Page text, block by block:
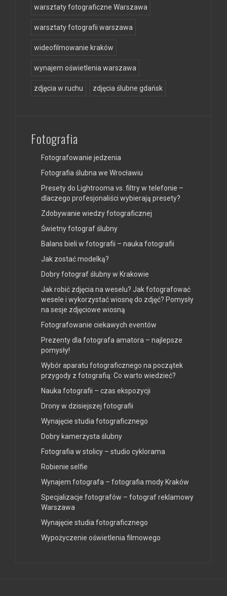
warsztaty fotograficzne Warszawa
warsztaty fotografii warszawa
wideofilmowanie kraków
wynajem oświetlenia warszawa
zdjęcia w ruchu zdjęcia ślubne gdańsk
Fotografia
Fotografowanie jedzenia
Fotografia ślubna we Wrocławiu
Presety do Lightrooma vs. filtry w telefonie –
dlaczego profesjonaliści wybierają presety?
Zdobywanie wiedzy fotograficznej
Świetny fotograf ślubny
Balans bieli w fotografii – nauka fotografii
Jak zostać modelką?
Dobry fotograf ślubny w Krakowie
Jak robić zdjęcia na weselu? Jak fotografować
wesele i wykorzystać wiosnę do zdjęć? Pomysły
na sesje zdjęciowe wiosną
Fotografowanie ciekawych eventów
Prezenty dla fotografa amatora – najlepsze
pomysły!
Wybór aparatu fotograficznego na początek
przygody z fotografią: Co warto wiedzieć?
Nauka fotografii – czas ekspozycji
Drony w dzisiejszej fotografii
Wynajęcie studia fotograficznego
Dobry kamerzysta ślubny
Fotografia w stolicy – studio cyklorama
Robienie selfie
Wynajem fotografa – fotografia mody Kraków
Specjalizacje fotografów – fotograf reklamowy
Warszawa
Wynajęcie studia fotograficznego
Wypożyczenie oświetlenia filmowego